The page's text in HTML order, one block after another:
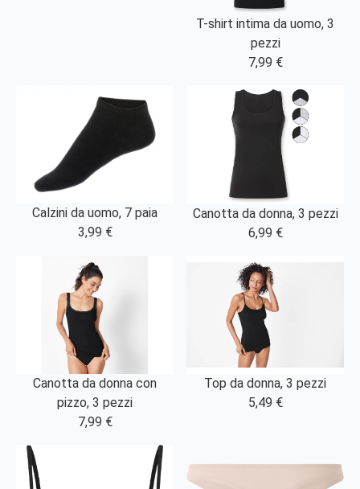
T-shirt intima da uomo, 3
pezzi
7,99 €
Calzini da uomo, 7 paia
3,99 €
Canotta da donna, 3 pezzi
6,99 €
Canotta da donna con
pizzo, 3 pezzi
7,99 €
Top da donna, 3 pezzi
5,49 €